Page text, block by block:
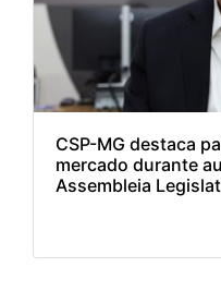
CSP-MG destaca
mercado durante
Assembleia